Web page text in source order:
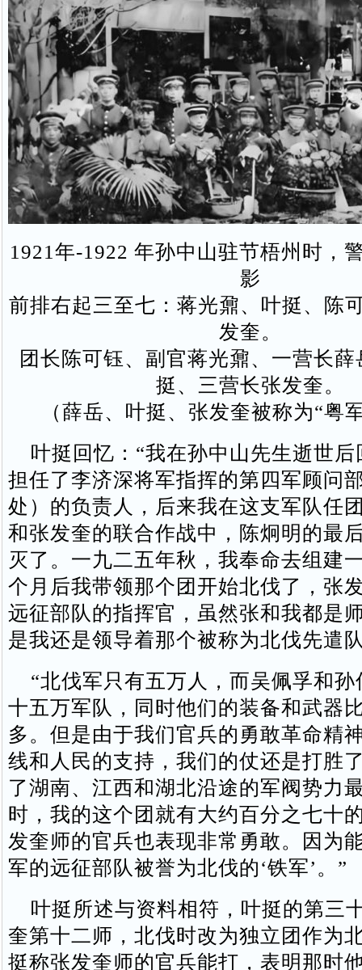
1921年-1922 年孙中山驻节梧州时，
影
前排右起三至七：蒋光鼐、叶挺、陈
发奎。
团长陈可钰、副官蒋光鼐、一营长
挺、三营长张发奎。
（薛岳、叶挺、张发奎被称为“粤
叶挺回忆：“我在孙中山先生逝世后
担任了李济深将军指挥的第四军顾问
处）的负责人，后来我在这支军队任
和张发奎的联合作战中，陈炯明的最
灭了。一九二五年秋，我奉命去组建
个月后我带领那个团开始北伐了，张
远征部队的指挥官，虽然张和我都是
是我还是领导着那个被称为北伐先遣
“北伐军只有五万人，而吴佩孚和孙
十五万军队，同时他们的装备和武器
多。但是由于我们官兵的勇敢革命精
线和人民的支持，我们的仗还是打胜
了湖南、江西和湖北沿途的军阀势力
时，我的这个团就有大约百分之七十
发奎师的官兵也表现非常勇敢。因为
军的远征部队被誉为北伐的‘铁军’。”
叶挺所述与资料相符，叶挺的第三
奎第十二师，北伐时改为独立团作为
挺称张发奎师的官兵能打，表明那时